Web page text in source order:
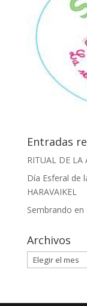
Entradas
RITUAL DE LA
Día Esferal de
HARAVAIKEL
Sembrando
Archivos
Archivos